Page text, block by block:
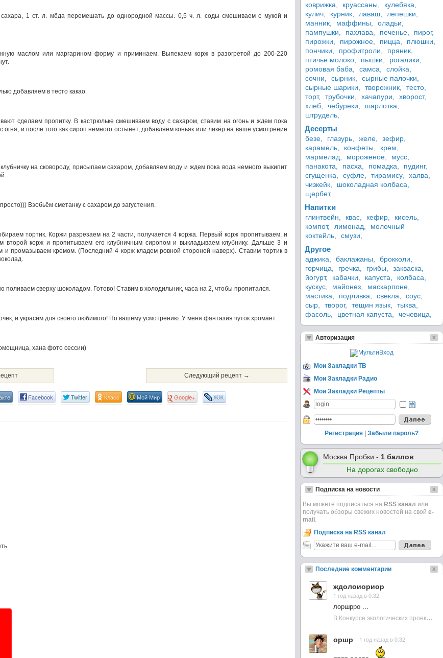
сахара, 1 ст. л. мёда перемешать до однородной массы. 0,5 ч. л. соды смешиваем с мукой и
маслом или маргарином форму и приминаем. Выпекаем корж в разогретой до 200-220
добавляем в тесто какао.
сделаем пропитку. В кастрюльке смешиваем воду с сахаром, ставим на огонь и ждем пока
огня, и после того как сироп немного остынет, добавляем коньяк или ликёр на ваше усмотрение
на сковороду, присыпаем сахаром, добавляем воду и ждем пока вода немного выкипит
Взобьём сметанку с сахаром до загустения.
тортик. Коржи разрезаем на 2 части, получается 4 коржа. Первый корж пропитываем, и
второй корж и пропитываем его клубничным сиропом и выкладываем клубнику. Дальше 3 и
и промазываем кремом. (Последний 4 корж кладем ровной стороной наверх). Ставим тортик в
поливаем сверху шоколадом. Готово! Ставим в холодильник, часа на 2, чтобы пропитался.
и украсим для своего любимого! По вашему усмотрению. У меня фантазия чуток хромает.
хана фото сессии)
Следующий рецепт →
Facebook Twitter Класс Мой Мир Google+ ЖЖ
коврижка,
круассаны,
кулебяка,
кулич,
курник, лаваш,
лепешки,
манник,
маффины,
оладьи,
пампушки,
пахлава, печенье,
пирог,
пирожки,
пирожное, пицца,
плюшки,
пончики,
профитроли,
пряник,
птичье молоко,
пышки,
рогалики,
ромовая баба,
самса,
слойка,
сочни,
сырник,
сырные палочки,
сырные шарики,
творожник,
тесто,
торт,
трубочки, хачапури,
хворост,
хлеб,
чебуреки,
шарлотка,
штрудель,
Десерты
безе, глазурь, желе,
зефир,
карамель,
конфеты,
крем,
мармелад,
мороженое,
мусс,
панакота,
пасха, помадка,
пудинг,
сгущенка,
суфле, тирамису,
халва,
чизкейк,
шоколадная колбаса,
щербет,
Напитки
глинтвейн, квас, кефир,
кисель,
компот,
лимонад,
молочный
коктейль,
смузи,
Другое
аджика, баклажаны,
брокколи,
горчица,
гречка, грибы,
закваска,
йогурт,
кабачки, капуста,
колбаса,
кускус,
майонез,
маскарпоне,
мастика,
подливка, свекла,
соус,
сыр,
творог, тещин язык,
тыква,
фасоль,
цветная капуста, чечевица,
Авторизация
Мои Закладки ТВ
Мои Закладки Радио
Мои Закладки Рецепты
Регистрация Забыли пароль?
Москва Пробки - 1 баллов
На дорогах свободно
Подписка на новости
Вы можете подписаться на RSS канал или
получать обзоры свежих новостей на свой e-
mail .
Подписка на RSS канал
Последние комментарии
ждолоиориор
1 год назад в 0:32
лоршрро ...
В Конкурсе экологических проектов в Подмосковье активно участвовала молодежь :: NewsRbk.ru...
оршр 1 год назад в 0:32